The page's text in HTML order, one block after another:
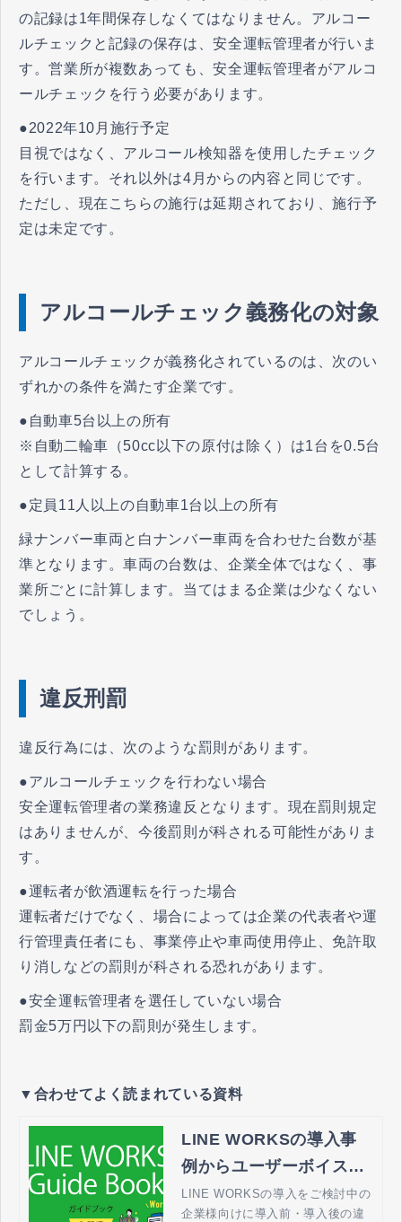
の記録は1年間保存しなくてはなりません。アルコー
ルチェックと記録の保存は、安全運転管理者が行いま
す。営業所が複数あっても、安全運転管理者がアルコ
ールチェックを行う必要があります。
●2022年10月施行予定
目視ではなく、アルコール検知器を使用したチェック
を行います。それ以外は4月からの内容と同じです。
ただし、現在こちらの施行は延期されており、施行予
定は未定です。
アルコールチェック義務化の対象
アルコールチェックが義務化されているのは、次のい
ずれかの条件を満たす企業です。
●自動車5台以上の所有
※自動二輪車（50cc以下の原付は除く）は1台を0.5台
として計算する。
●定員11人以上の自動車1台以上の所有
緑ナンバー車両と白ナンバー車両を合わせた台数が基
準となります。車両の台数は、企業全体ではなく、事
業所ごとに計算します。当てはまる企業は少なくない
でしょう。
違反刑罰
違反行為には、次のような罰則があります。
●アルコールチェックを行わない場合
安全運転管理者の業務違反となります。現在罰則規定
はありませんが、今後罰則が科される可能性がありま
す。
●運転者が飲酒運転を行った場合
運転者だけでなく、場合によっては企業の代表者や運
行管理責任者にも、事業停止や車両使用停止、免許取
り消しなどの罰則が科される恐れがあります。
●安全運転管理者を選任していない場合
罰金5万円以下の罰則が発生します。
▼合わせてよく読まれている資料
LINE WORKSの導入事
例からユーザーボイスま
でわかりやすくご紹介｜
LINE WORKSの導入をご検討中の
企業様向けに導入前・導入後の違